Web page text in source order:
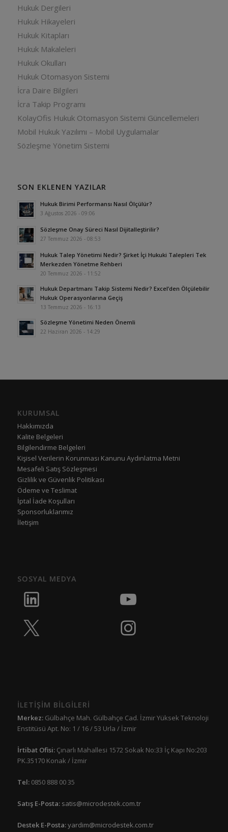
Hukuk Dergileri
Hukuk Hikayeleri
Hukuk Kitapları
Hukuk Makaleleri
Hukuk Okulları
Hukuk Otomasyon Sistemi
İcra Daire Bilgileri
İcra Takip Programı
KolayOfis Hukuk Otomasyon Sistemi Güncellemeleri
Mobil Hukuk Yazılımı – Mobil Uygulamalar
Sözleşme Yönetim Sistemi
SON EKLENEN YAZILAR
Hukuk Birimi Performansı Nasıl Ölçülür?
3 Ağustos 2026 - 09:06
Sözleşme Onay Süreci Nasıl Dijitalleştirilir?
27 Temmuz 2026 - 08:53
Hukuk Talep Yönetimi Nedir? Şirket İçi Hukuki Talepleri Tek
Merkezden Yönetme Rehberi
20 Temmuz 2026 - 11:52
Hukuk Departmanı Takip Sistemi Nedir? Excel’den Ölçülebilir
Hukuk Operasyonlarına Geçiş
13 Temmuz 2026 - 16:13
Sözleşme Yönetimi Neden Önemli
22 Haziran 2026 - 14:29
KURUMSAL
Hakkımızda
Kalite Belgeleri
Bilgilendirme Belgeleri
Kişisel Verilerin Korunması Kanunu Aydınlatma Metni
Mesafeli Satış Sözleşmesi
Gizlilik ve Güvenlik Politikası
Ödeme ve Teslimat
İptal İade Koşulları
Sponsorluklarımız
İletişim
SOSYAL MEDYA
İLETİŞİM BİLGİLERİ
Merkez:Gülbahçe Mah. Gülbahçe Cad. İzmir Yüksek Teknoloji
Enstitüsü Apt. No: 1 / 16 / 53 Urla / İzmir
İrtibat Ofisi: Çınarlı Mahallesi 1572 Sokak No:33 İç Kapı No:203
PK.35170 Konak / İzmir
Tel:0850 888 00 35
Satış E-Posta: satis@microdestek.com.tr
Destek E-Posta:yardim@microdestek.com.tr